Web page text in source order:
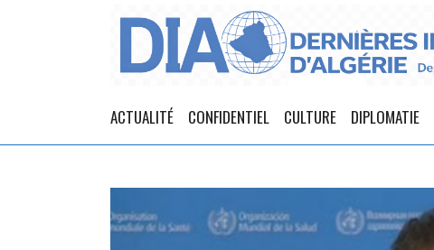
ACTUALITÉ CONFIDENTIEL CULTURE DIPLOMATIE